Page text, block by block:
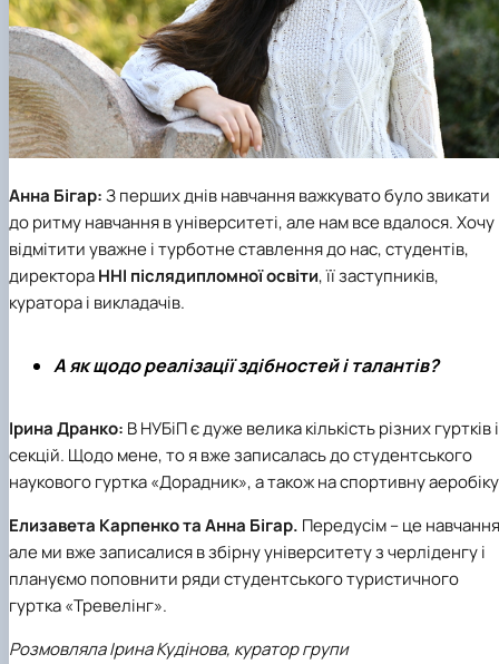
Анна Бігар:З перших днів навчання важкувато було звикати
до ритму навчання в університеті, але нам все вдалося. Хочу
відмітити уважне і турботне ставлення до нас, студентів,
директораННІ післядипломної освіти, її заступників,
куратора і викладачів.
А як щодо реалізації здібностей і талантів?
Ірина Дранко: В НУБіП є дуже велика кількість різних гуртків і
секцій. Щодо мене, то я вже записалась до студентського
наукового гуртка «Дорадник», а також на спортивну
Елизавета КарпенкотаАнна Бігар. Передусім – це
але ми вже записалися в збірну університету з черліденгу і
плануємо поповнити ряди студентського туристичного
гуртка «Тревелінг».
Розмовляла Ірина Кудінова, куратор групи